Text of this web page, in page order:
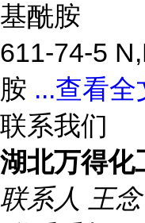
基酰胺
611-74-5
胺 ...查看全
联系我们
湖北万得化
联系人 王念